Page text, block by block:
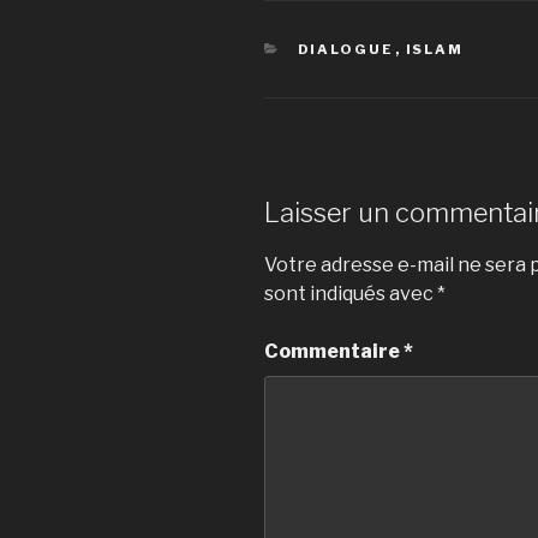
CATÉGORIES
DIALOGUE , ISLAM
Laisser un
Votre adresse e-mail ne sera
sont indiqués avec *
Commentaire*